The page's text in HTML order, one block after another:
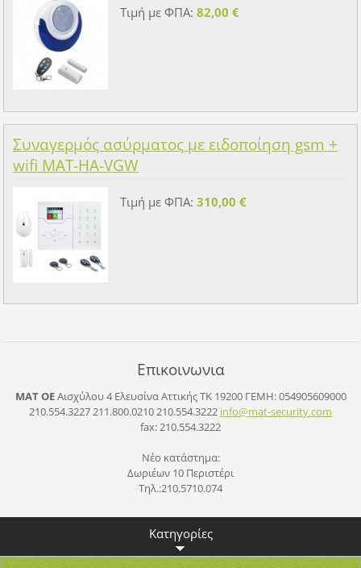
Τιμή με ΦΠΑ: 82,00 €
Συναγερμός ασύρματος με ειδοποίηση gsm +
wifi MAT-HA-VGW
Τιμή με ΦΠΑ: 310,00 €
Επικοινωνια
ΜΑΤ ΟΕΑισχύλου 4 Ελευσίνα Αττικής ΤΚ 19200ΓΕΜΗ: 054905609000
210.554.3227 211.800.0210 210.554.3222 info@mat-security.com
fax: 210.554.3222
Νέο κατάστημα:
Δωριέων 10 Περιστέρι
Τηλ.:210.5710.074
Κατηγορίες